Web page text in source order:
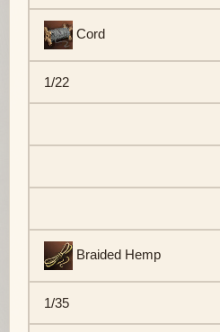
Cord
1/22
Braided Hemp
1/35